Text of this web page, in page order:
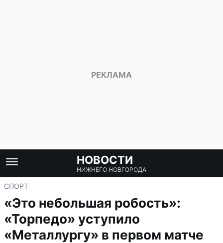
НОВОСТИ
НИЖНЕГО НОВГОРОДА
СПОРТ
«Это небольшая робость»:
«Торпедо» уступило
«Металлургу» в первом матче